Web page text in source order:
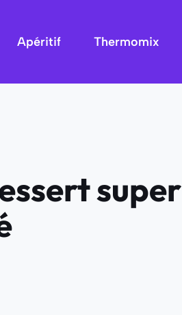
Apéritif Thermomix
super